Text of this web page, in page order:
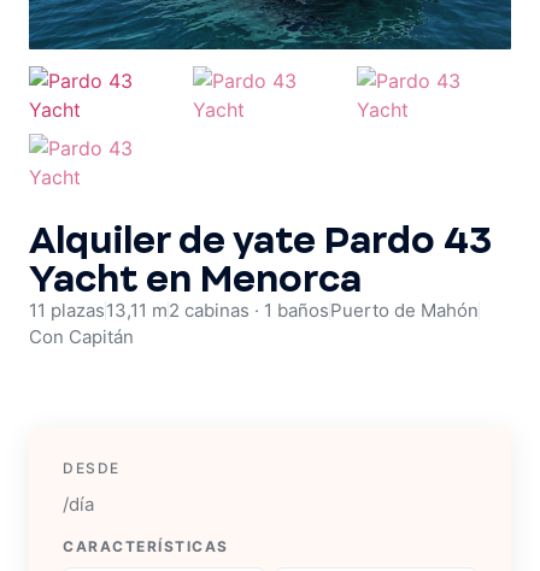
Alquiler de barco para despedidas
Ver flota
Alquiler de yate Pardo 43
Yacht en Menorca
11 plazas13,11 m2 cabinas · 1 bañosPuerto de Mahón
Con Capitán
/día
CARACTERÍSTICAS